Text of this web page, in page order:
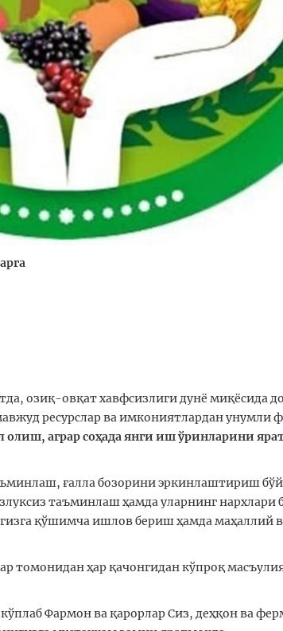
озиқ-овқат хавфсизлиги дунё миқёсида
ресурслар ва имкониятлардан
олиш, аграр соҳада янги иш ўринларини
ғалла бозорини эркинлаштириш
таъминлаш ҳамда уларнинг
қўшимча ишлов бериш ҳамда
томонидан ҳар қачонгидан кўпроқ
Фармон ва қарорлар Сиз, деҳқон ва